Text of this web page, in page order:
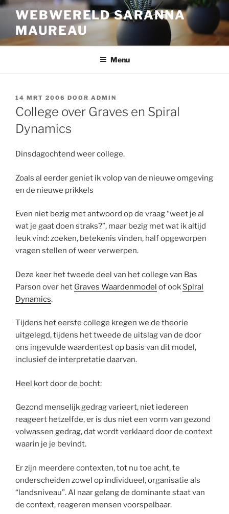
Ga
inhoud
WEBWERELD SARANNA
MAUREAU
Menu
GEPLAATST
OP
14 MRT 2006 DOOR ADMIN
College over Graves en Spiral
Dynamics
Dinsdagochtend weer college.
Zoals al eerder geniet ik volop van de nieuwe omgeving
en de nieuwe prikkels
Even niet bezig met antwoord op de vraag “weet je al
wat je gaat doen straks?”, maar bezig met wat ik altijd
leuk vind: zoeken, betekenis vinden, half opgeworpen
vragen stellen of weer verwerpen.
Deze keer het tweede deel van het college van Bas
Parson over het Graves Waardenmodel of ook Spiral
Dynamics.
Tijdens het eerste college kregen we de theorie
uitgelegd, tijdens het tweede de uitslag van de door
ons ingevulde waardentest op basis van dit model,
inclusief de interpretatie daarvan.
Heel kort door de bocht:
Gezond menselijk gedrag varieert, niet iedereen
reageert hetzelfde, er is dus niet een vorm van gezond
volwassen gedrag, dat wordt verklaard door de context
waarin je je bevindt.
Er zijn meerdere contexten, tot nu toe acht, te
onderscheiden zowel op individueel, organisatie als
“landsniveau”. Al naar gelang de dominante staat van
de context, reageren mensen voorspelbaar.